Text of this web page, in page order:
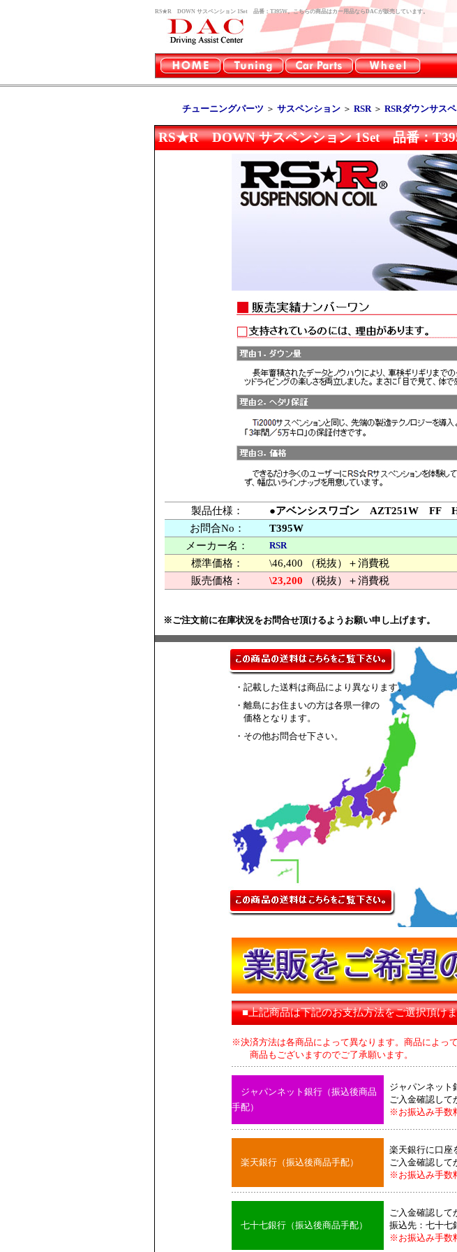
RS★R DOWN サスペンション 1Set 品番：T395W。こちらの商品はカー用品ならDACが販売しています。
チューニングパーツ ＞ サスペンション ＞ RSR＞ RSRダウンサス
RS★R DOWN サスペンション 1Set 品番：
製品仕様：
●アベンシスワゴン AZT251W FF
お問合No：
T395W
メーカー名：
RSR
標準価格：
\46,400 （税抜）＋消費税
販売価格：
\23,200 （税抜）＋消費税
※ご注文前に在庫状況をお問合せ頂けるようお願い申し上げます。
・記載した送料は商品により異なります。
・離島にお住まいの方は各県一律の
価格となります。
・その他お問合せ下さい。
■上記商品は下記のお支払方法をご選択頂け
※決済方法は各商品によって異なります。商品によっ
商品もございますのでご了承願います。
ジャパンネット銀行（振込後商品
手配）
ジャパンネット
ご入金確認して
※お振込み手数
楽天銀行（振込後商品手配）
楽天銀行に口座
ご入金確認して
※お振込み手数
七十七銀行（振込後商品手配）
ご入金確認して
振込先：七十七
※お振込み手数